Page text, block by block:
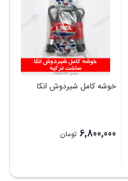
خوشه کامل شیردوش انکا
6,800,000 تومان
بستن